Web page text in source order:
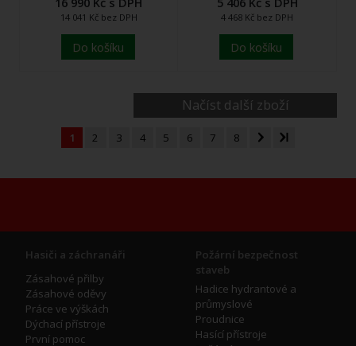
14 041 Kč bez DPH
Do košíku
4 468 Kč bez DPH
Do košíku
Načíst další zboží
1 2 3 4 5 6 7 8
Hasiči a záchranáři
Zásahové přilby
Zásahové oděvy
Práce ve výškách
Dýchací přístroje
První pomoc
Požární bezpečnost
staveb
Hadice hydrantové a
průmyslové
Proudnice
Hasící přístroje